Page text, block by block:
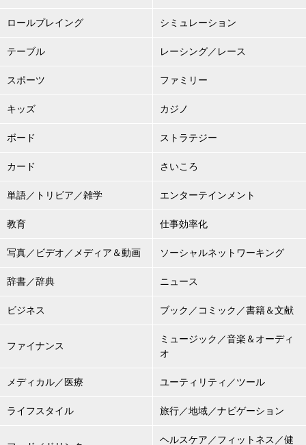
ロールプレイング シミュレーション
テーブル レーシング／レース
スポーツ ファミリー
キッズ カジノ
ボード ストラテジー
カード さいころ
単語／トリビア／雑学 エンターテインメント
教育 仕事効率化
写真／ビデオ／メディア＆動画 ソーシャルネットワーキング
辞書／辞典 ニュース
ビジネス ブック／コミック／書籍＆文献
ファイナンス
ミュージック／音楽＆オーディ
オ
メディカル／医療 ユーティリティ／ツール
ライフスタイル 旅行／地域／ナビゲーション
ヘルスケア／フィットネス／健